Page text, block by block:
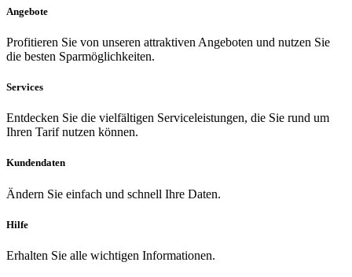
Angebote
Profitieren Sie von unseren attraktiven Angeboten und nutzen Sie
die besten Sparmöglichkeiten.
Services
Entdecken Sie die vielfältigen Serviceleistungen, die Sie rund um
Ihren Tarif nutzen können.
Kundendaten
Ändern Sie einfach und schnell Ihre Daten.
Hilfe
Erhalten Sie alle wichtigen Informationen.